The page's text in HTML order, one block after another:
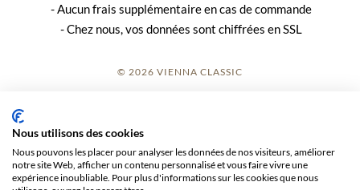
Aucun frais supplémentaire en cas de commande
Chez nous, vos données sont chiffrées en SSL
© 2026 VIENNA CLASSIC
CGV
Nous utilisons des cookies
Nous pouvons les placer pour analyser les données de nos visiteurs, améliorer
notre site Web, afficher un contenu personnalisé et vous faire vivre une
expérience inoubliable. Pour plus d'informations sur les cookies que nous